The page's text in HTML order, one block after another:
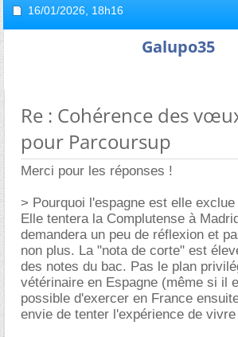
16/01/2026, 18h16
Galupo35
Re : Cohérence des
pour Parcoursup
Merci pour les réponses !
> Pourquoi l'espagne est elle exclue
Elle tentera la Complutense à
demandera un peu de réflexion et
non plus. La "nota de corte" est
des notes du bac. Pas le plan
vétérinaire en Espagne (même si il
possible d'exercer en France
envie de tenter l'expérience de